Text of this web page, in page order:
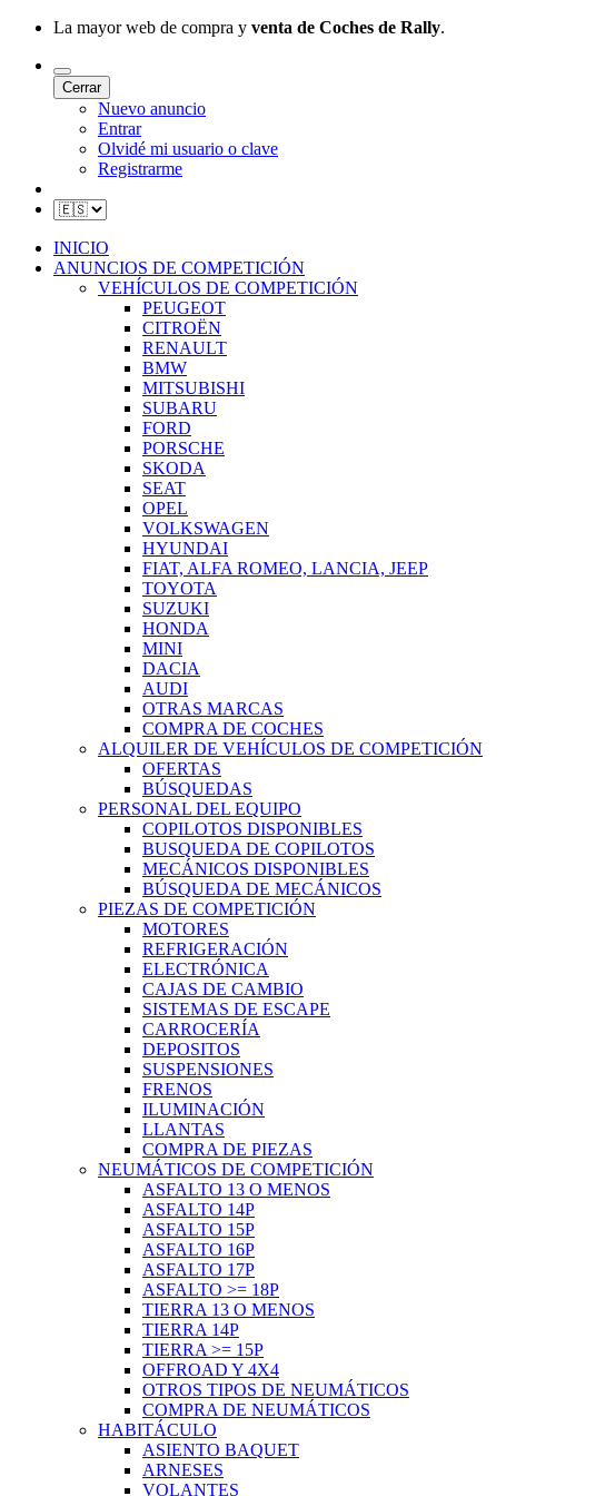
La mayor web de compra y venta de Coches de Rally.
Cerrar
Nuevo anuncio
Entrar
Olvidé mi usuario o clave
Registrarme
INICIO
ANUNCIOS DE COMPETICIÓN
VEHÍCULOS DE COMPETICIÓN
PEUGEOT
CITROËN
RENAULT
BMW
MITSUBISHI
SUBARU
FORD
PORSCHE
SKODA
SEAT
OPEL
VOLKSWAGEN
HYUNDAI
FIAT, ALFA ROMEO, LANCIA, JEEP
TOYOTA
SUZUKI
HONDA
MINI
DACIA
AUDI
OTRAS MARCAS
COMPRA DE COCHES
ALQUILER DE VEHÍCULOS DE COMPETICIÓN
OFERTAS
BÚSQUEDAS
PERSONAL DEL EQUIPO
COPILOTOS DISPONIBLES
BUSQUEDA DE COPILOTOS
MECÁNICOS DISPONIBLES
BÚSQUEDA DE MECÁNICOS
PIEZAS DE COMPETICIÓN
MOTORES
REFRIGERACIÓN
ELECTRÓNICA
CAJAS DE CAMBIO
SISTEMAS DE ESCAPE
CARROCERÍA
DEPOSITOS
SUSPENSIONES
FRENOS
ILUMINACIÓN
LLANTAS
COMPRA DE PIEZAS
NEUMÁTICOS DE COMPETICIÓN
ASFALTO 13 O MENOS
ASFALTO 14P
ASFALTO 15P
ASFALTO 16P
ASFALTO 17P
ASFALTO >= 18P
TIERRA 13 O MENOS
TIERRA 14P
TIERRA >= 15P
OFFROAD Y 4X4
OTROS TIPOS DE NEUMÁTICOS
COMPRA DE NEUMÁTICOS
HABITÁCULO
ASIENTO BAQUET
ARNESES
VOLANTES